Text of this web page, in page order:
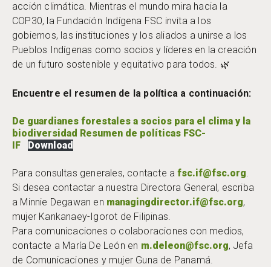
acción climática. Mientras el mundo mira hacia la
COP30, la Fundación Indígena FSC invita a los
gobiernos, las instituciones y los aliados a unirse a los
Pueblos Indígenas como socios y líderes en la creación
de un futuro sostenible y equitativo para todos. 🌿
Encuentre el resumen de la política a continuación:
De guardianes forestales a socios para el clima y la
biodiversidad Resumen de políticas FSC-
IF
Download
Para consultas generales, contacte afsc.if@fsc.org.
Si desea contactar a nuestra Directora General, escriba
a Minnie Degawan en managingdirector.if@fsc.org,
mujer Kankanaey-Igorot de Filipinas.
Para comunicaciones o colaboraciones con medios,
contacte a María De León en m.deleon@fsc.org, Jefa
de Comunicaciones y mujer Guna de Panamá.